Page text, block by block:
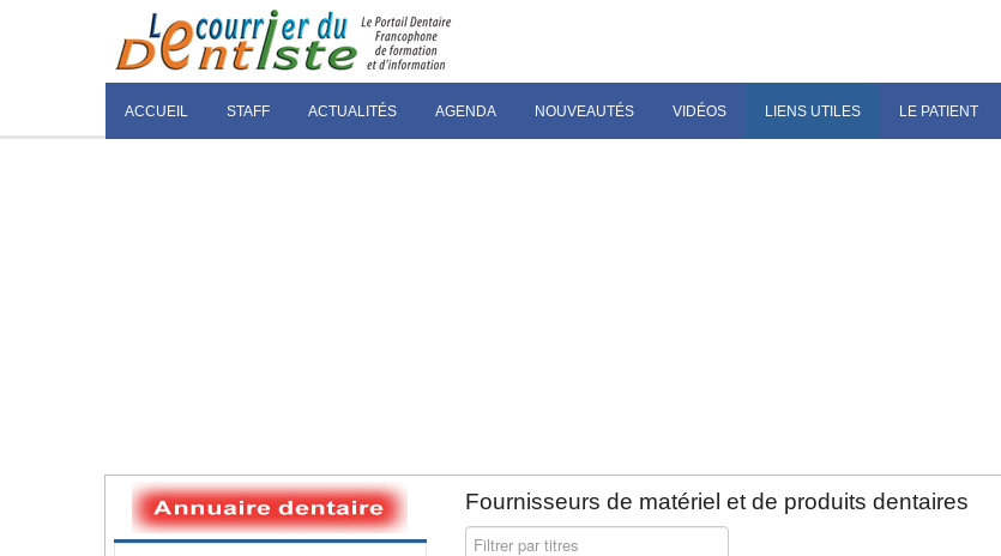
ACCUEIL STAFF ACTUALITÉS AGENDA NOUVEAUTÉS VIDÉOS LIENS UTILES LE PATIENT
Fournisseurs de matériel et de produits dentaires
Filtrer par titres